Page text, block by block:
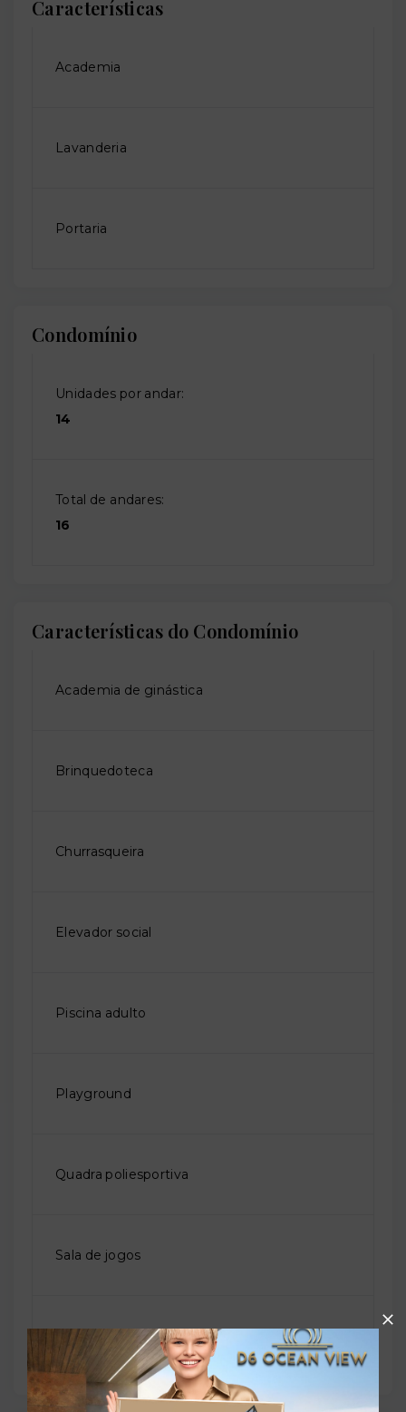
Características
Academia
Lavanderia
Portaria
Condomínio
Unidades por andar:
14
Total de andares:
16
Características do Condomínio
Academia de ginástica
Brinquedoteca
Churrasqueira
Elevador social
Piscina adulto
Playground
Quadra poliesportiva
Sala de jogos
Salão de festas